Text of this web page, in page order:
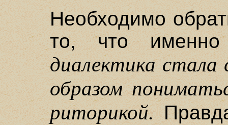
Необходимо
то, что
диалектика стала
образом
риторикой.